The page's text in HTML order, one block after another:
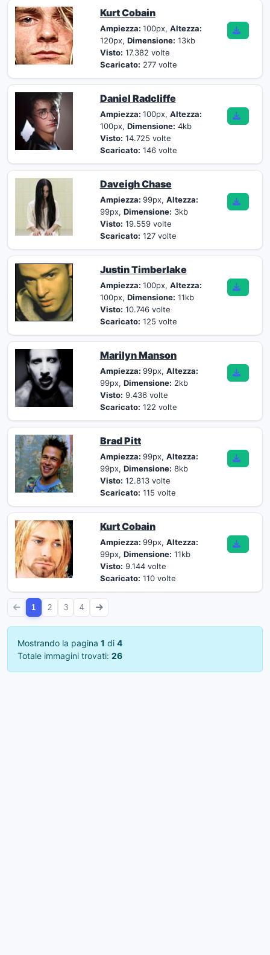
Kurt Cobain
Ampiezza: 100px, Altezza:
120px, Dimensione: 13kb
Visto: 17.382 volte
Scaricato: 277 volte
Daniel Radcliffe
Ampiezza: 100px, Altezza:
100px, Dimensione: 4kb
Visto: 14.725 volte
Scaricato: 146 volte
Daveigh Chase
Ampiezza: 99px, Altezza:
99px, Dimensione: 3kb
Visto: 19.559 volte
Scaricato: 127 volte
Justin Timberlake
Ampiezza: 100px, Altezza:
100px, Dimensione: 11kb
Visto: 10.746 volte
Scaricato: 125 volte
Marilyn Manson
Ampiezza: 99px, Altezza:
99px, Dimensione: 2kb
Visto: 9.436 volte
Scaricato: 122 volte
Brad Pitt
Ampiezza: 99px, Altezza:
99px, Dimensione: 8kb
Visto: 12.813 volte
Scaricato: 115 volte
Kurt Cobain
Ampiezza: 99px, Altezza:
99px, Dimensione: 11kb
Visto: 9.144 volte
Scaricato: 110 volte
1 2 3 4
Mostrando la pagina 1 di 4
Totale immagini trovati: 26